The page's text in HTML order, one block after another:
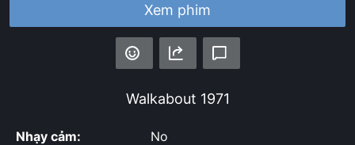
Xem phim
Walkabout 1971
Nhạy cảm: No